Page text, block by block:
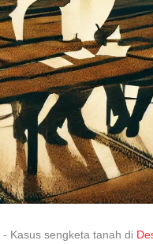
- Kasus sengketa tanah di